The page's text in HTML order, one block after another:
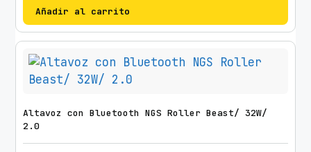
Añadir al carrito
Altavoz con Bluetooth NGS Roller Beast/ 32W/
2.0